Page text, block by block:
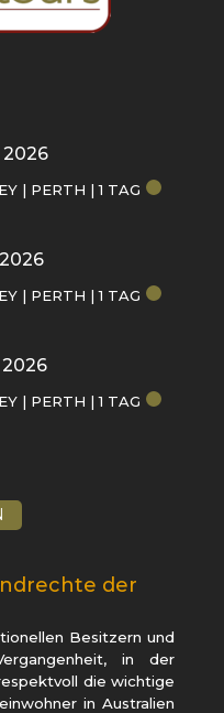
2026
| PERTH | 1 TAG
| PERTH | 1 TAG
2026
| PERTH | 1 TAG
der
Besitzern und
in der
die wichtige
in Australien